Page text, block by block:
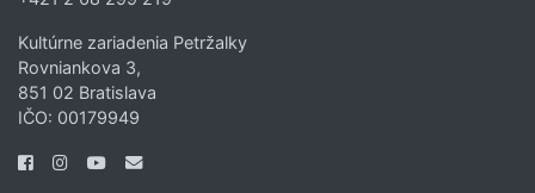
Kultúrne zariadenia Petržalky
Rovniankova 3,
851 02 Bratislava
IČO: 00179949